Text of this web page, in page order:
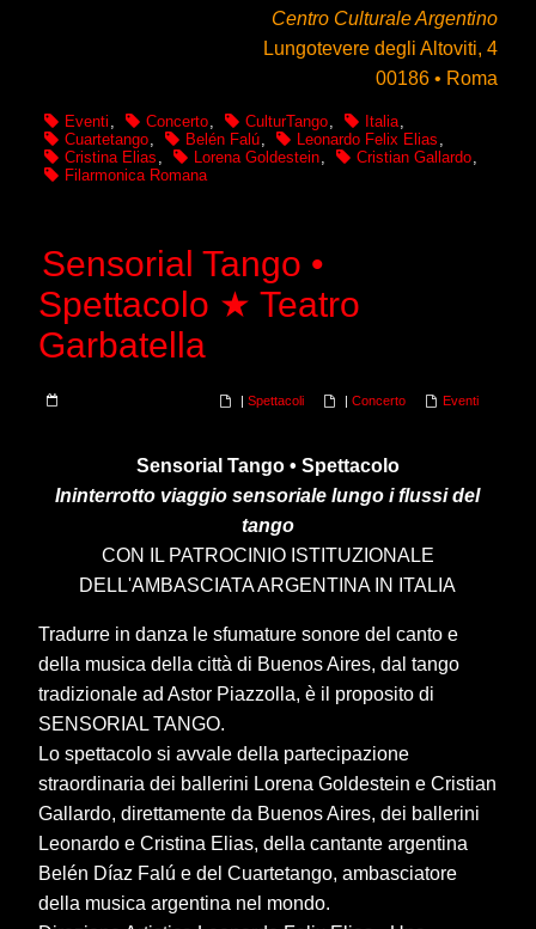
Centro Culturale Argentino
Lungotevere degli Altoviti, 4
00186 • Roma
Eventi , Concerto, CulturTango, Italia,
Cuartetango, Belén Falú, Leonardo Felix Elias ,
Cristina Elias , Lorena Goldestein, Cristian Gallardo,
Filarmonica Romana
Sensorial Tango •
Spettacolo ★ Teatro
Garbatella
Eventi
|Concerto
|Spettacoli
Sensorial Tango • Spettacolo
Ininterrotto viaggio sensoriale lungo i flussi del
tango
CON IL PATROCINIO ISTITUZIONALE
DELL'AMBASCIATA ARGENTINA IN ITALIA
Tradurre in danza le sfumature sonore del canto e
della musica della città di Buenos Aires, dal tango
tradizionale ad Astor Piazzolla, è il proposito di
SENSORIAL TANGO.
Lo spettacolo si avvale della partecipazione
straordinaria dei ballerini Lorena Goldestein e Cristian
Gallardo, direttamente da Buenos Aires, dei ballerini
Leonardo e Cristina Elias, della cantante argentina
Belén Díaz Falú e del Cuartetango, ambasciatore
della musica argentina nel mondo.